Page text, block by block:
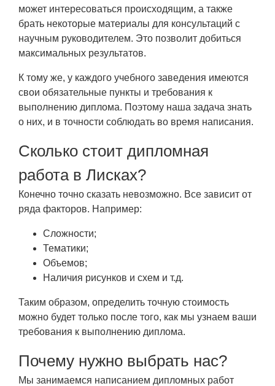
может интересоваться происходящим, а также
брать некоторые материалы для консультаций с
научным руководителем. Это позволит добиться
максимальных результатов.
К тому же, у каждого учебного заведения имеются
свои обязательные пункты и требования к
выполнению диплома. Поэтому наша задача знать
о них, и в точности соблюдать во время написания.
Сколько стоит дипломная
работа в Лисках?
Конечно точно сказать невозможно. Все зависит от
ряда факторов. Например:
Сложности;
Тематики;
Объемов;
Наличия рисунков и схем и т.д.
Таким образом, определить точную стоимость
можно будет только после того, как мы узнаем ваши
требования к выполнению диплома.
Почему нужно выбрать нас?
Мы занимаемся написанием дипломных работ